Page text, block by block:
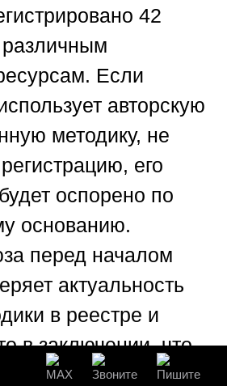
42
Если
авторскую
методику, не
его
оспорено по
основанию.
перед началом
актуальность
в реестре и
в заключении, что